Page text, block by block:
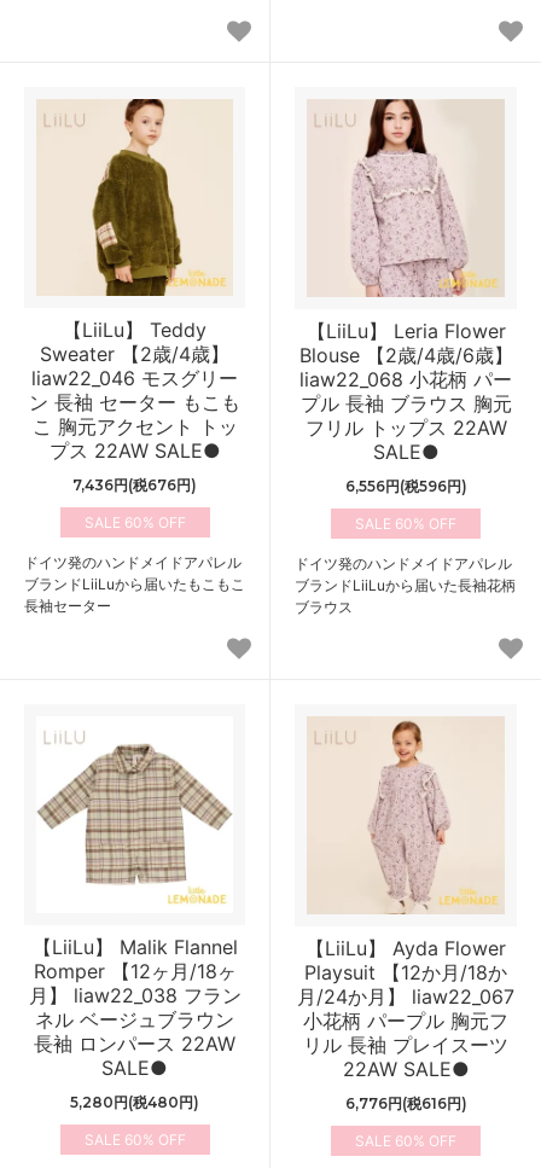
【LiiLu】 Teddy
Sweater 【2歳/4歳】
liaw22_046 モスグリー
ン 長袖 セーター もこも
こ 胸元アクセント トッ
プス 22AW SALE●
7,436円(税676円)
60%
ドイツ発のハンドメイドアパレル
ブランドLiiLuから届いたもこもこ
長袖セーター
【LiiLu】 Leria Flower
Blouse 【2歳/4歳/6歳】
liaw22_068 小花柄 パー
プル 長袖 ブラウス 胸元
フリル トップス 22AW
SALE●
6,556円(税596円)
60%
ドイツ発のハンドメイドアパレル
ブランドLiiLuから届いた長袖花柄
ブラウス
【LiiLu】 Malik Flannel
Romper 【12ヶ月/18ヶ
月】 liaw22_038 フラン
ネル ベージュブラウン
長袖 ロンパース 22AW
SALE●
5,280円(税480円)
60%
【LiiLu】 Ayda Flower
Playsuit 【12か月/18か
月/24か月】 liaw22_067
小花柄 パープル 胸元フ
リル 長袖 プレイスーツ
22AW SALE●
6,776円(税616円)
60%